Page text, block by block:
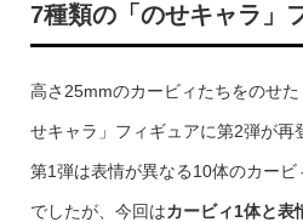
7種類の「のせキャラ」
高さ25mmのカービィたちをのせ
せキャラ」フィギュアに第2弾が再
第1弾は表情が異なる10体のカービ
でしたが、今回はカービィ1体と表